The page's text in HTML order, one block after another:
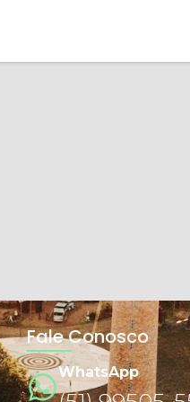
Fale Conosco
WhatsApp